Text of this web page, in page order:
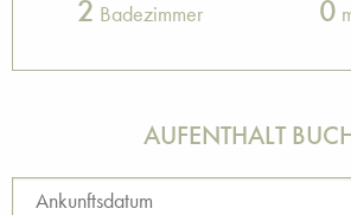
2 Badezimmer 0
AUFENTHALT
Ankunftsdatum